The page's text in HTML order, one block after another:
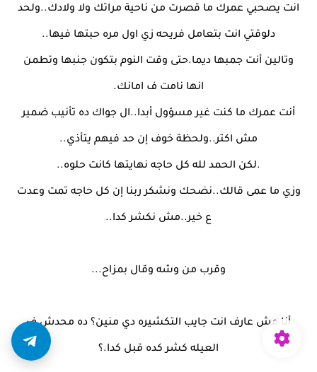
انت يصحبي عمرك ما قصرت من ناحية مراتك ولا ولادك..ولحد
دلوقتي انت بتعامل فريحه زي اول مره حبتها فيها..
وتالين أنت جمبها ديما.حتى وقت النوم بتكون جنبها وتطمن
انها نامت ف امانك.
أنت عمرك ما كنت غير مسؤول أبدا..ال جواك ده تأنيب ضمير
مش اكتر..ولحظة خوف إن حد فيهم يتأذي..
.لكن الحمد لله كل حاجه نهايتها كانت حلوه..
وزي ما عمى قالك..نضحك ونشكر ربنا إن كل حاجه تمت وعدت
ع خير..مش نكشر كدا..
وقرب من وشه وقال بمزاح...
أنا مش عارف انت جايب التكشيره دي منين؟ ده محدش ف
العيله كشر كده قبل كدا.؟